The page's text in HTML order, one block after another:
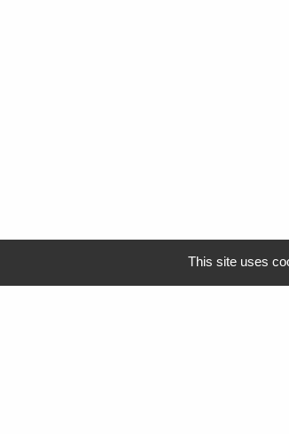
This site uses